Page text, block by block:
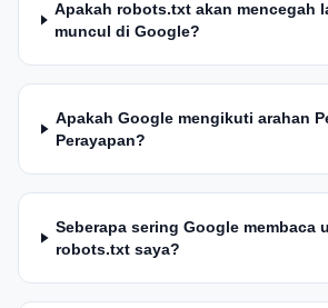
Apakah robots.txt akan mencegah
muncul di Google?
Apakah Google mengikuti arahan
Perayapan?
Seberapa sering Google membaca
robots.txt saya?